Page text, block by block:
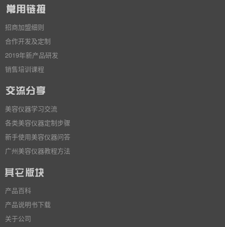
招商加盟细则
合作开发及定制
2019年新产品研发
销售培训课程
美容仪器学习交流
各类美容仪器定制步骤
新手使用美容仪器问答
广州美容仪器教程方法
产品百科
产品说明书下载
关于公司